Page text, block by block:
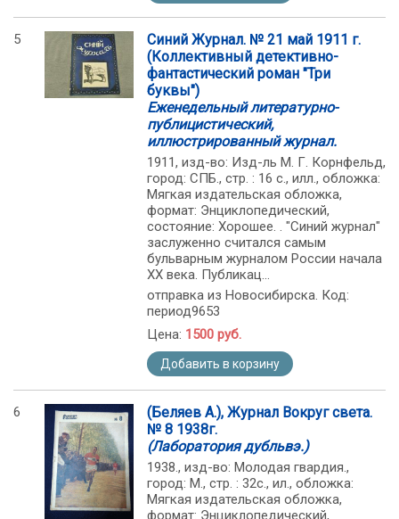
5
Синий Журнал. № 21 май 1911 г.
(Коллективный детективно-
фантастический роман "Три
буквы")
Еженедельный литературно-
публицистический,
иллюстрированный журнал.
1911, изд-во: Изд-ль М. Г. Корнфельд,
город: СПБ., стр. : 16 с., илл., обложка:
Мягкая издательская обложка,
формат: Энциклопедический,
состояние: Хорошее. . "Синий журнал"
заслуженно считался самым
бульварным журналом России начала
ХХ века. Публикац...
отправка из Новосибирска. Код:
период9653
Цена: 1500 руб.
Добавить в корзину
6
(Беляев А.), Журнал Вокруг света.
№ 8 1938г.
(Лаборатория дубльвэ.)
1938., изд-во: Молодая гвардия.,
город: М., стр. : 32с., ил., обложка:
Мягкая издательская обложка,
формат: Энциклопедический,